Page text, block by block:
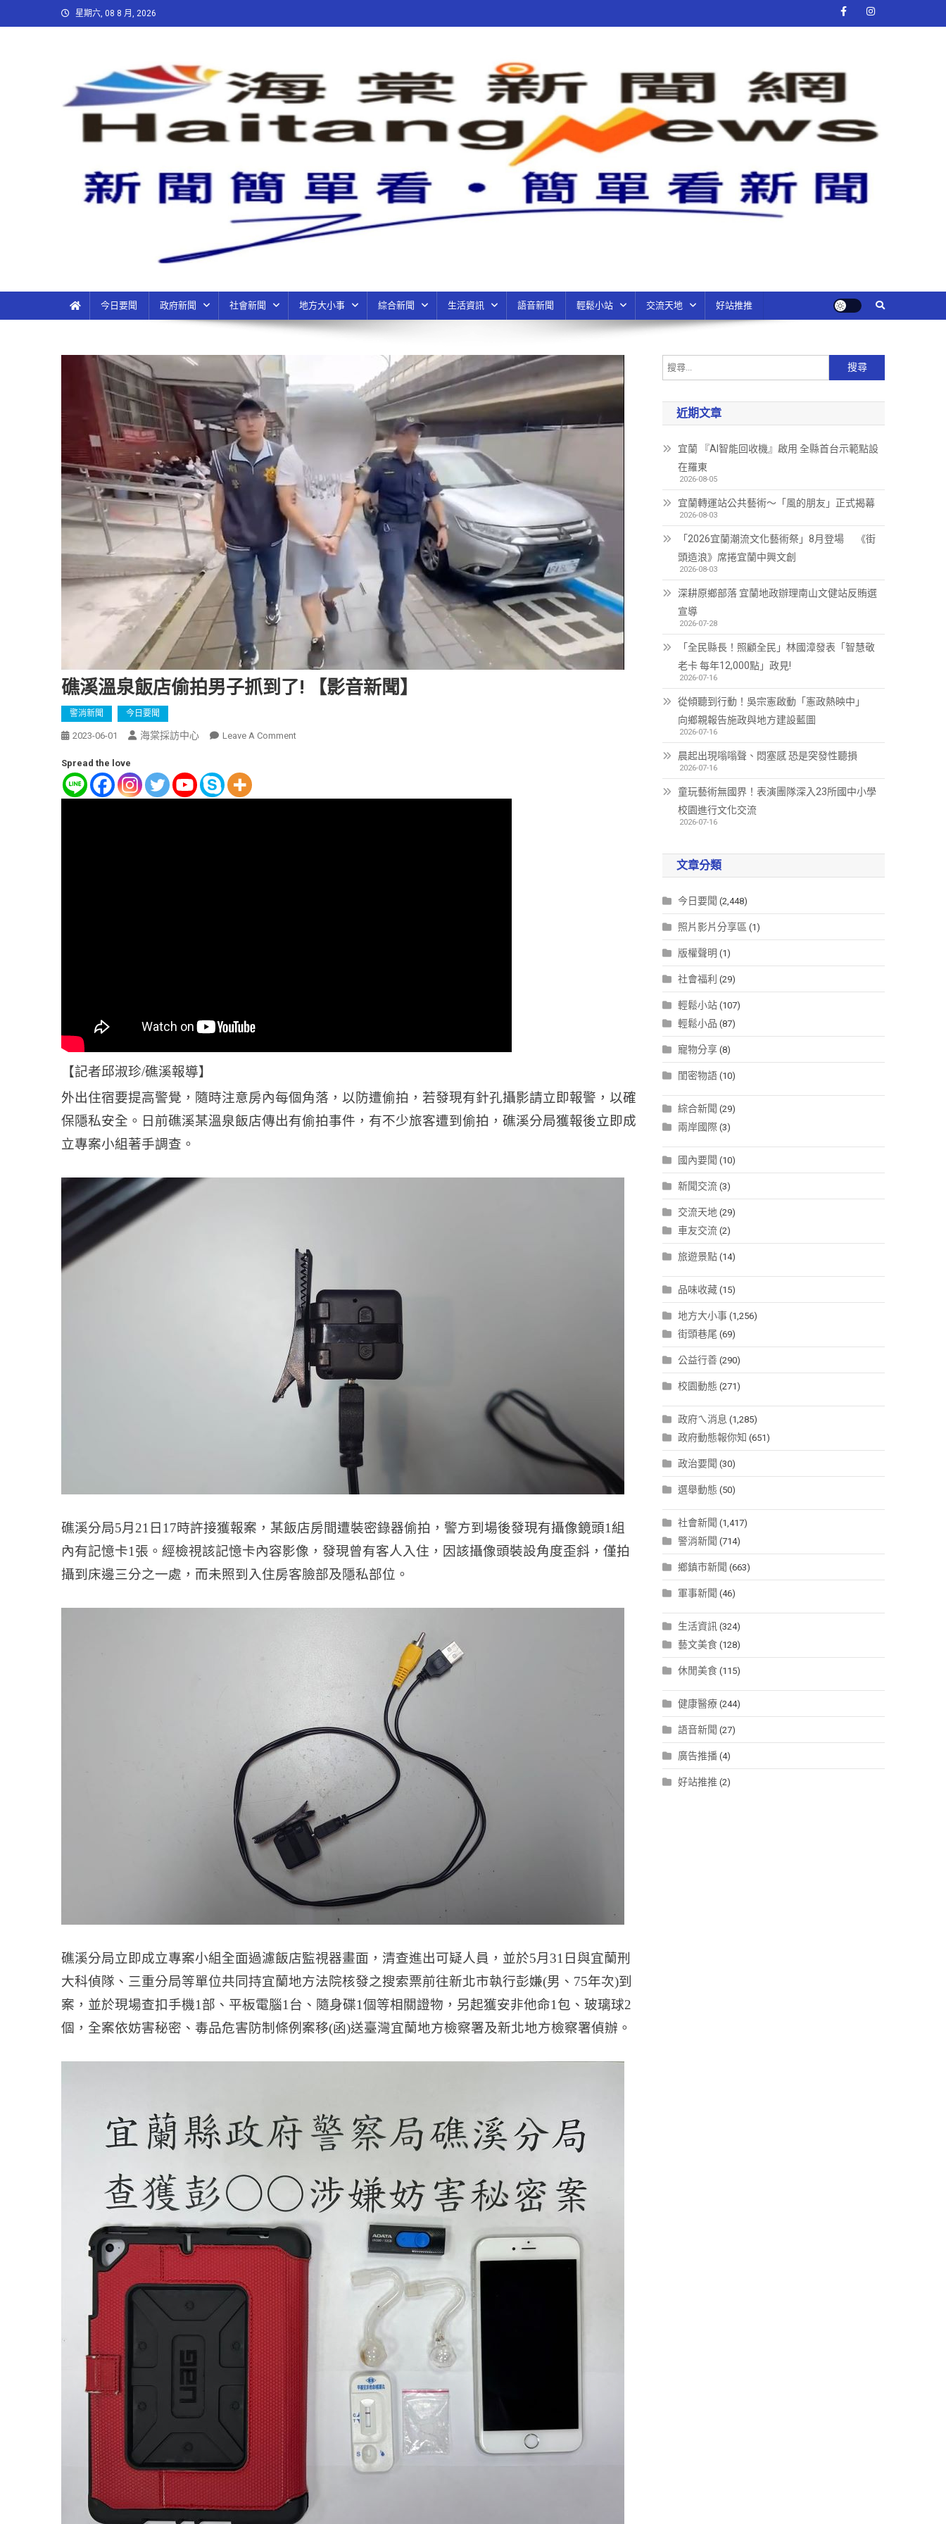
星期六, 08 8 月, 2026
今日要聞 政府新聞 社會新聞 地方大小事 綜合新聞 生活資訊 語音新聞 輕鬆小站 交流天地 好站推推
礁溪溫泉飯店偷拍男子抓到了! 【影音新聞】
警消新聞 今日要聞
2023-06-01 海棠採訪中心 Leave A Comment
Spread the love
【記者邱淑珍/礁溪報導】
外出住宿要提高警覺，隨時注意房內每個角落，以防遭偷拍，若發現有針孔攝影請立即報警，以確
保隱私安全。日前礁溪某溫泉飯店傳出有偷拍事件，有不少旅客遭到偷拍，礁溪分局獲報後立即成
立專案小組著手調查。
礁溪分局5月21日17時許接獲報案，某飯店房間遭裝密錄器偷拍，警方到場後發現有攝像鏡頭1組
內有記憶卡1張。經檢視該記憶卡內容影像，發現曾有客人入住，因該攝像頭裝設角度歪斜，僅拍
攝到床邊三分之一處，而未照到入住房客臉部及隱私部位。
礁溪分局立即成立專案小組全面過濾飯店監視器畫面，清查進出可疑人員，並於5月31日與宜蘭刑
大科偵隊、三重分局等單位共同持宜蘭地方法院核發之搜索票前往新北市執行彭嫌(男、75年次)到
案，並於現場查扣手機1部、平板電腦1台、隨身碟1個等相關證物，另起獲安非他命1包、玻璃球2
個，全案依妨害秘密、毒品危害防制條例案移(函)送臺灣宜蘭地方檢察署及新北地方檢察署偵辦。
近期文章
宜蘭 『AI智能回收機』啟用 全縣首台示範點設
在羅東
2026-08-05
宜蘭轉運站公共藝術～「風的朋友」正式揭幕
2026-08-03
「2026宜蘭潮流文化藝術祭」8月登場 《街
頭造浪》席捲宜蘭中興文創
2026-08-03
深耕原鄉部落 宜蘭地政辦理南山文健站反賄選
宣導
2026-07-28
「全民縣長！照顧全民」林國漳發表「智慧敬
老卡 每年12,000點」政見!
2026-07-16
從傾聽到行動！吳宗憲啟動「憲政熱映中」
向鄉親報告施政與地方建設藍圖
2026-07-16
晨起出現嗡嗡聲、悶塞感 恐是突發性聽損
2026-07-16
童玩藝術無國界！表演團隊深入23所國中小學
校園進行文化交流
2026-07-16
文章分類
今日要聞 (2,448)
照片影片分享區 (1)
版權聲明 (1)
社會福利 (29)
輕鬆小站 (107)
輕鬆小品 (87)
寵物分享 (8)
閨密物語 (10)
綜合新聞 (29)
兩岸國際 (3)
國內要聞 (10)
新聞交流 (3)
交流天地 (29)
車友交流 (2)
旅遊景點 (14)
品味收藏 (15)
地方大小事 (1,256)
街頭巷尾 (69)
公益行善 (290)
校園動態 (271)
政府ㄟ消息 (1,285)
政府動態報你知 (651)
政治要聞 (30)
選舉動態 (50)
社會新聞 (1,417)
警消新聞 (714)
鄉鎮市新聞 (663)
軍事新聞 (46)
生活資訊 (324)
藝文美食 (128)
休閒美食 (115)
健康醫療 (244)
語音新聞 (27)
廣告推播 (4)
好站推推 (2)